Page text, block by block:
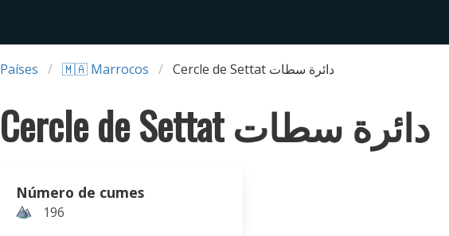
Países 🇲🇦 Marrocos Cercle de Settat دائرة سطات
Cercle de Settat دائرة سطات
Número de cumes
196